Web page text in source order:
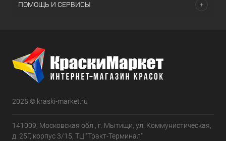
ПОМОЩЬ И СЕРВИСЫ
2025 © kraski-market.ru
141009, Московская обл., г. Мытищи, ул. Коммунистическая,
д. 25Г, корпус 3/15, ТЦ "Тракт-Терминал"